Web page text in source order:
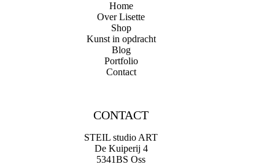
Home
Over Lisette
Shop
Kunst in opdracht
Blog
Portfolio
Contact
CONTACT
STEIL studio ART
De Kuiperij 4
5341BS Oss